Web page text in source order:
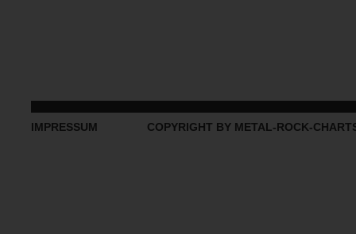
IMPRESSUM COPYRIGHT BY METAL-ROCK-